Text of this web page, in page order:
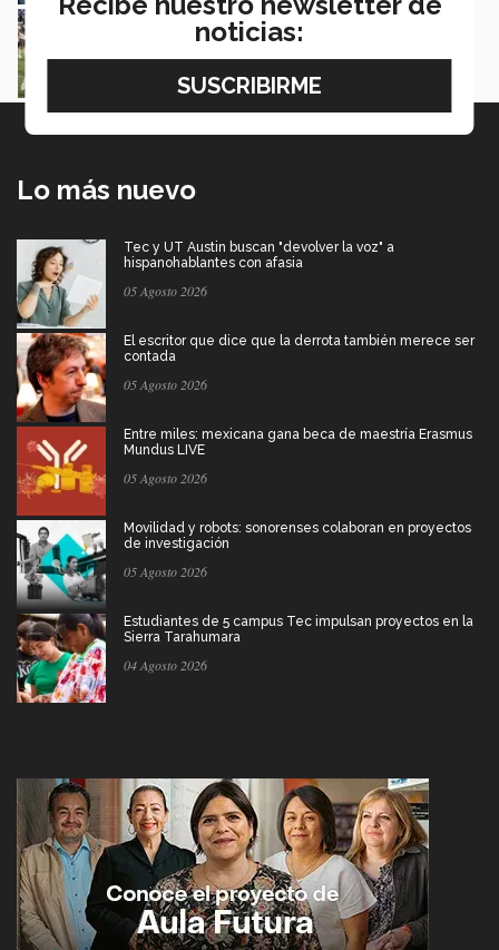
¡Imbatibles! Borregos Mty domina en casa y
mantiene liderato en ONEFA
Luis Mario García
Lo más nuevo
Tec y UT Austin buscan "devolver la voz" a
hispanohablantes con afasia
05 Agosto 2026
El escritor que dice que la derrota también merece ser
contada
05 Agosto 2026
Entre miles: mexicana gana beca de maestría Erasmus
Mundus LIVE
05 Agosto 2026
Movilidad y robots: sonorenses colaboran en proyectos
de investigación
05 Agosto 2026
Estudiantes de 5 campus Tec impulsan proyectos en la
Sierra Tarahumara
04 Agosto 2026
noticias: